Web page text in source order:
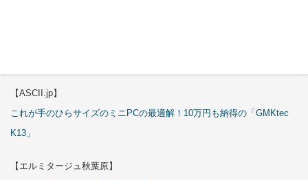
【ASCII.jp】
これが手のひらサイズのミニPCの最適解！10万円も納得の「GMKtec
K13」
【エルミタージュ秋葉原】